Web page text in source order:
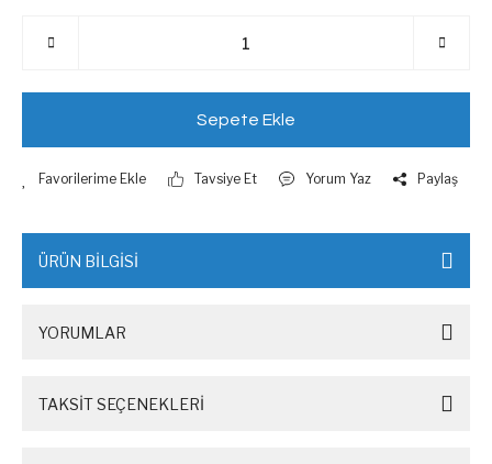
Sepete Ekle
Tavsiye Et Yorum Yaz Paylaş
ÜRÜN BİLGİSİ
YORUMLAR
TAKSİT SEÇENEKLERİ